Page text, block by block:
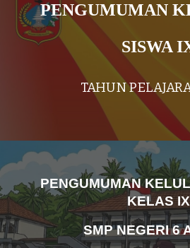
PENGUMUMAN
SISWA
TAHUN
PENGUMUMAN
KELAS IX
SMP NEGERI 6